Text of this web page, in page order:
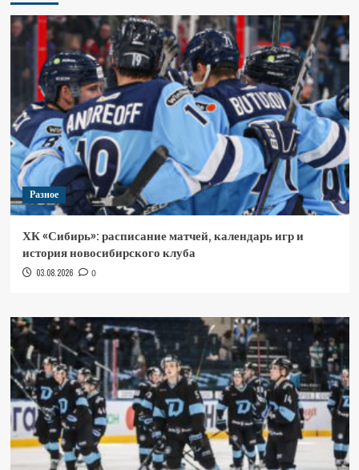
Разное
ХК «Сибирь»: расписание матчей, календарь игр и
история новосибирского клуба
03.08.2026 0